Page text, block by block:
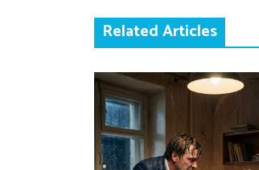
Related Articles